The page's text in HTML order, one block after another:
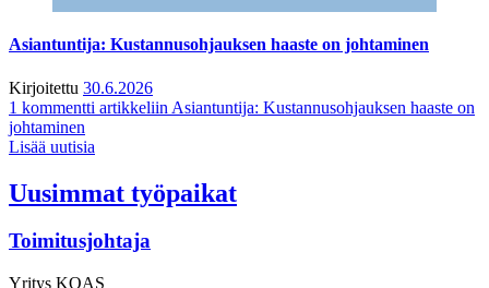
Asiantuntija: Kustannusohjauksen haaste on johtaminen
Kirjoitettu 30.6.2026
1 kommentti artikkeliin Asiantuntija: Kustannusohjauksen haaste on
johtaminen
Lisää uutisia
Uusimmat työpaikat
Toimitusjohtaja
Yritys KOAS